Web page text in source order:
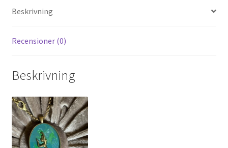
Beskrivning
Recensioner (0)
Beskrivning